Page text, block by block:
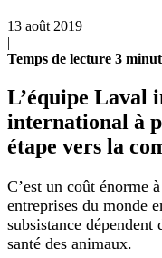
13 août 2019
|
Temps de lecture 3
L’équipe Laval
international à
étape vers la
C’est un coût énorme
entreprises du monde
subsistance
santé des animaux.